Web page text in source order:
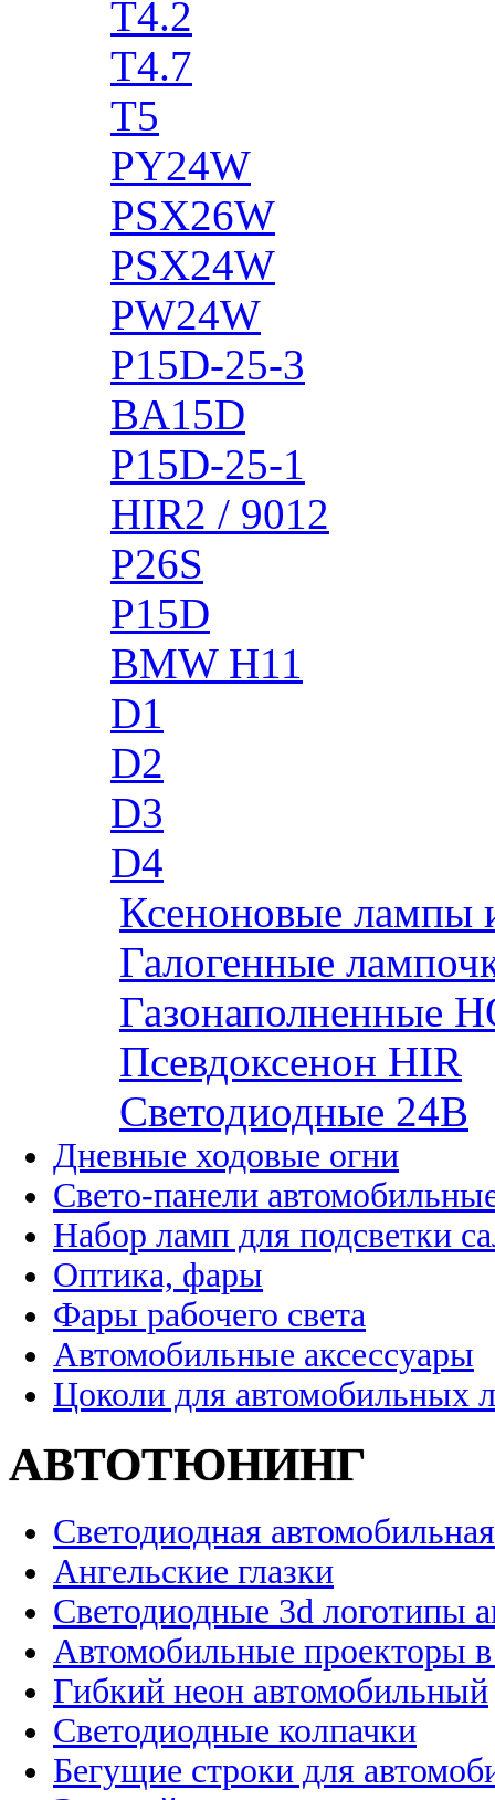
T4.2
T4.7
T5
PY24W
PSX26W
PSX24W
PW24W
P15D-25-3
BA15D
P15D-25-1
HIR2 / 9012
P26S
P15D
BMW H11
D1
D2
D3
D4
Ксеноновые лампы
Галогенные
Газонаполненные
Псевдоксенон HIR
Cветодиодные 24B
Дневные ходовые огни
Свето-панели
Набор ламп для подсветки
Оптика, фары
Фары рабочего света
Автомобильные аксессуары
Цоколи для автомобильных
АВТОТЮНИНГ
Светодиодная
Ангельские глазки
Светодиодные 3d логотипы
Автомобильные проекторы
Гибкий неон автомобильный
Светодиодные колпачки
Бегущие строки для